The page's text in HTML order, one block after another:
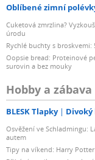
Oblíbené zimní
Cuketová zmrzlina?
úrodu
Rychlé buchty s
Oopsie bread: Proteinové
surovin a bez mouky
Hobby a zábava
BLESK Tlapky
Osvěžení ve Schladmingu:
autem
Tipy na víkend: Harry